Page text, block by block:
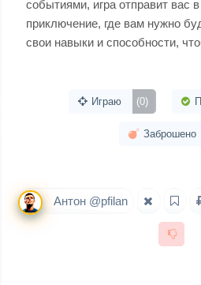
событиями, игра отправит вас
приключение, где вам нужно
свои навыки и способности,
Играю (0)
Заброшено
Антон @pfilan